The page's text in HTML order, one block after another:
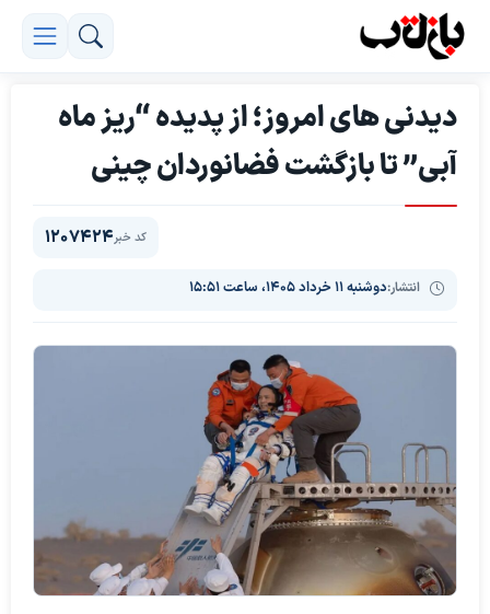
دیدنی های امروز؛ از پدیده “ریز ماه
آبی” تا بازگشت فضانوردان چینی
انتشار:دوشنبه ۱۱ خرداد ۱۴۰۵، ساعت ۱۵:۵۱
کد خبر1207424